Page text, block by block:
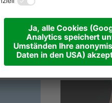
ein Ziel